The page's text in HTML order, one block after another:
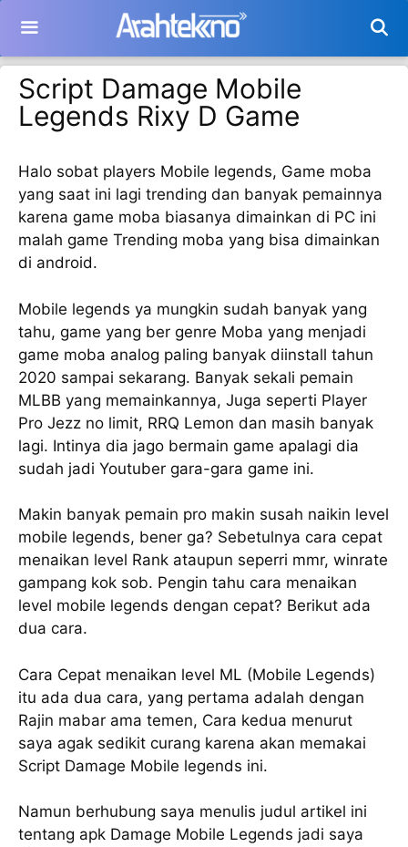
isi
Script Damage Mobile
Legends Rixy D Game
Halo sobat players Mobile legends, Game moba
yang saat ini lagi trending dan banyak pemainnya
karena game moba biasanya dimainkan di PC ini
malah game Trending moba yang bisa dimainkan
di android.
Mobile legends ya mungkin sudah banyak yang
tahu, game yang ber genre Moba yang menjadi
game moba analog paling banyak diinstall tahun
2020 sampai sekarang. Banyak sekali pemain
MLBB yang memainkannya, Juga seperti Player
Pro Jezz no limit, RRQ Lemon dan masih banyak
lagi. Intinya dia jago bermain game apalagi dia
sudah jadi Youtuber gara-gara game ini.
Makin banyak pemain pro makin susah naikin level
mobile legends, bener ga? Sebetulnya cara cepat
menaikan level Rank ataupun seperri mmr, winrate
gampang kok sob. Pengin tahu cara menaikan
level mobile legends dengan cepat? Berikut ada
dua cara.
Cara Cepat menaikan level ML (Mobile Legends)
itu ada dua cara, yang pertama adalah dengan
Rajin mabar ama temen, Cara kedua menurut
saya agak sedikit curang karena akan memakai
Script Damage Mobile legends ini.
Namun berhubung saya menulis judul artikel ini
tentang apk Damage Mobile Legends jadi saya